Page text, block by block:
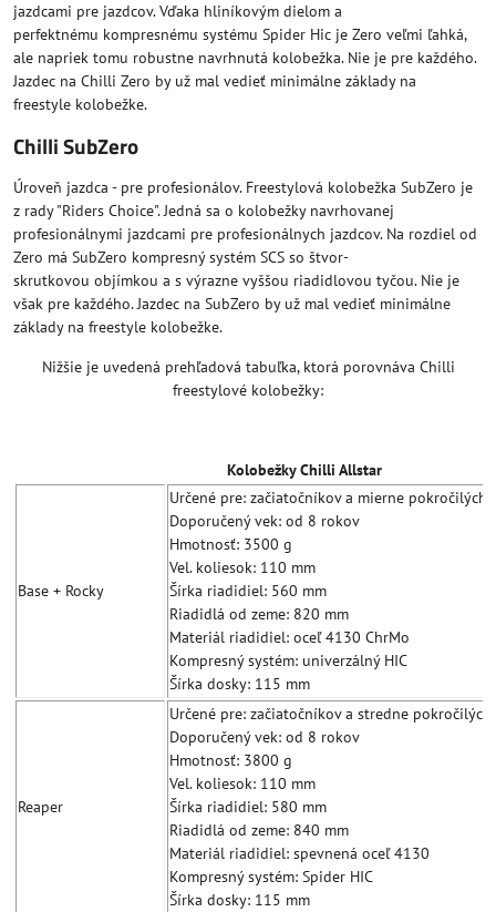
jazdcami pre jazdcov. Vďaka hliníkovým dielom a
perfektnému kompresnému systému Spider Hic je Zero veľmi ľahká,
ale napriek tomu robustne navrhnutá kolobežka. Nie je pre každého.
Jazdec na Chilli Zero by už mal vedieť minimálne základy na
freestyle kolobežke.
Chilli SubZero
Úroveň jazdca - pre profesionálov. Freestylová kolobežka SubZero je
z rady "Riders Choice". Jedná sa o kolobežky navrhovanej
profesionálnymi jazdcami pre profesionálnych jazdcov. Na rozdiel od
Zero má SubZero kompresný systém SCS so štvor-
skrutkovou objímkou a s výrazne vyššou riadidlovou tyčou. Nie je
však pre každého. Jazdec na SubZero by už mal vedieť minimálne
základy na freestyle kolobežke.
Nižšie je uvedená prehľadová tabuľka, ktorá porovnáva Chilli
freestylové kolobežky:
Kolobežky Chilli Allstar
Base + Rocky
Určené pre: začiatočníkov a mierne pokročilých
Doporučený vek: od 8 rokov
Hmotnosť: 3500 g
Vel. koliesok: 110 mm
Šírka riadidiel: 560 mm
Riadidlá od zeme: 820 mm
Materiál riadidiel: oceľ 4130 ChrMo
Kompresný systém: univerzálný HIC
Šírka dosky: 115 mm
Reaper
Určené pre: začiatočníkov a stredne pokročilých
Doporučený vek: od 8 rokov
Hmotnosť: 3800 g
Vel. koliesok: 110 mm
Šírka riadidiel: 580 mm
Riadidlá od zeme: 840 mm
Materiál riadidiel: spevnená oceľ 4130
Kompresný systém: Spider HIC
Šírka dosky: 115 mm